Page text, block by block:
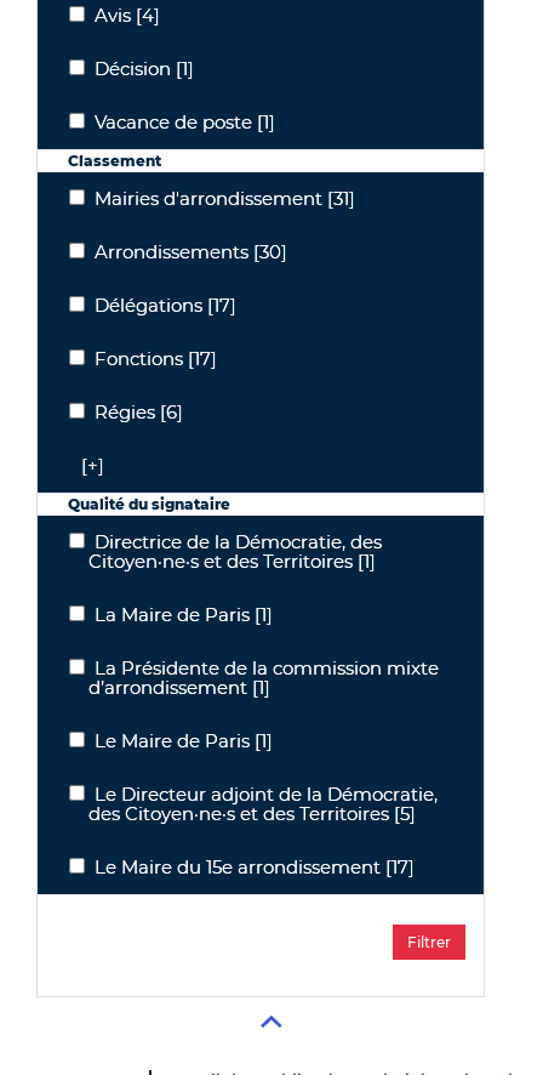
AvisAvis [4]
Décision
Décision [1]
Vacance de poste
Vacance de poste [1]
Classement
Mairies d'arrondissement
Mairies d'arrondissement [31]
Arrondissements
Arrondissements [30]
Délégations
Délégations [17]
Fonctions
Fonctions [17]
RégiesRégies [6]
[+]
Qualité du signataire
Directrice de la Démocratie, des Citoyen·ne·s et des Territoires
Directrice de la Démocratie, des
Citoyen·ne·s et des Territoires [1]
La Maire de Paris
La Maire de Paris [1]
La Présidente de la commission mixte d’arrondissement
La Présidente de la commission mixte
d’arrondissement [1]
Le Maire de Paris
Le Maire de Paris [1]
Le Directeur adjoint de la Démocratie, des Citoyen·ne·s et des
Le Directeur adjoint de la Démocratie,
des Citoyen·ne·s et des Territoires [5]
Le Maire du 15e arrondissement
Le Maire du 15e arrondissement [17]